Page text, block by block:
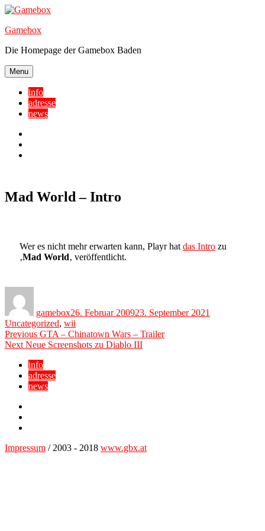
Skip
content
Gamebox
Die Homepage der Gamebox Baden
Menu
info
adresse
news
Mad World – Intro
Wer es nicht mehr erwarten kann, Playr hat das Intro zu
‚Mad World‚ veröffentlicht.
gamebox26. Februar 200923. September 2021
Uncategorized, wii
Beitragsnavigation
Previous Previous
post:
GTA – Chinatown Wars – Trailer
Next Next
Neue Screenshots zu Diablo III
info
adresse
news
Impressum / 2003 - 2018 www.gbx.at